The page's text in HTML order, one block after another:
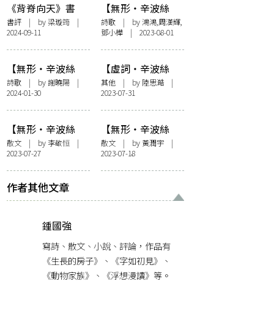
《背脊向天》書
評：我們在看動物
的時候，其實在看
什麼？
書評 | by梁璇筠 |
2024-09-11
【無形・辛波絲
卡，種種可能】鴻
鴻〈我相信，我不
相信〉、周漢輝
〈多見以後〉、鄧
小樺〈黑色的歌〉
詩歌| by 鴻鴻,周漢輝,
鄧小樺 | 2023-08-01
【無形・辛波絲
卡，種種可能】謝
曉陽〈女性的肖
像〉、生抽王〈烏
托邦〉
詩歌 | by謝曉陽 |
2024-01-30
【虛詞・辛波絲
卡，種種可能】一
樁關於辛波絲卡
〈我們何其幸運〉
的荒謬事件
其他| by 陸思澔|
2023-07-31
【無形・辛波絲
卡，種種可能】遇
上從前的自己：辛
波絲卡的〈少年〉
散文 | by 李敬恒 |
2023-07-27
【無形・辛波絲
卡，種種可能】我
偏愛她注視這無法
穿越的石頭
散文| by 黃潤宇|
2023-07-18
作者其他文章
鍾國強
寫詩、散文、小說、評論，作品有
《生長的房子》、《字如初見》、
《動物家族》、《浮想漫讀》等。